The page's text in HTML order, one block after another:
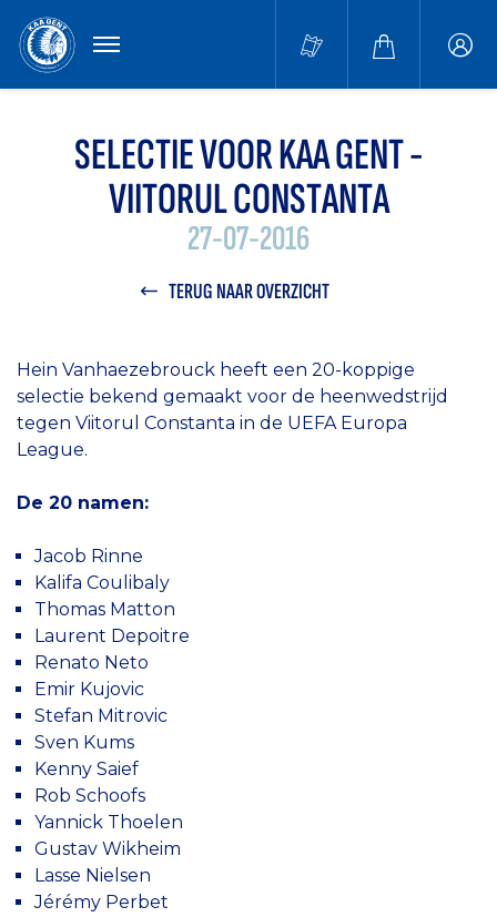
MENU
SELECTIE VOOR KAA GENT -
VIITORUL CONSTANTA
27-07-2016
TERUG NAAR OVERZICHT
Hein Vanhaezebrouck heeft een 20-koppige
selectie bekend gemaakt voor de heenwedstrijd
tegen Viitorul Constanta in de UEFA Europa
League.
De 20 namen:
Jacob Rinne
Kalifa Coulibaly
Thomas Matton
Laurent Depoitre
Renato Neto
Emir Kujovic
Stefan Mitrovic
Sven Kums
Kenny Saief
Rob Schoofs
Yannick Thoelen
Gustav Wikheim
Lasse Nielsen
Jérémy Perbet